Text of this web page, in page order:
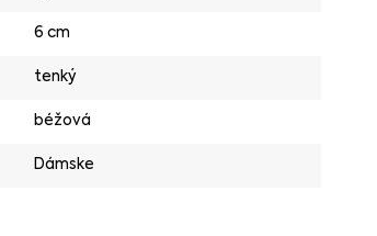
6 cm
tenký
béžová
Dámske